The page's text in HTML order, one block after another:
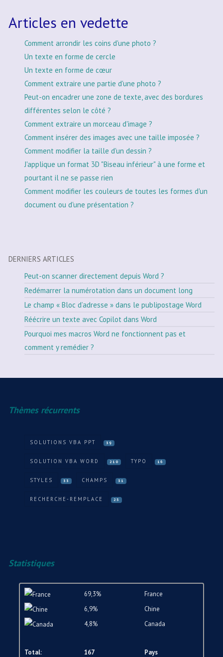
Articles en vedette
Comment arrondir les coins d'une photo ?
Un texte en forme de cercle
Un texte en forme de cœur
Comment extraire une partie d'une photo ?
Peut-on encadrer une zone de texte, avec des bordures
différentes selon le côté ?
Comment extraire un morceau d'image ?
Comment insérer des images avec une taille imposée ?
Comment modifier la taille d'un dessin ?
J'applique un format 3D "Biseau inférieur" à une forme et
pourtant il ne se passe rien
Comment modifier les couleurs de toutes les formes d'un
document ou d'une présentation ?
DERNIERS ARTICLES
Peut-on scanner directement depuis Word ?
Redémarrer la numérotation dans un document long
Le champ « Bloc d’adresse » dans le publipostage Word
Réécrire un texte avec Copilot dans Word
Pourquoi mes macros Word ne fonctionnent pas et
comment y remédier ?
Thèmes récurrents
SOLUTIONS VBA PPT 39
SOLUTION VBA WORD 210 TYPO 16
STYLES 33 CHAMPS 31
RECHERCHE-REMPLACE 25
Statistiques
69,3%
France
6,9%
Chine
4,8%
Canada
Total: 167 Pays